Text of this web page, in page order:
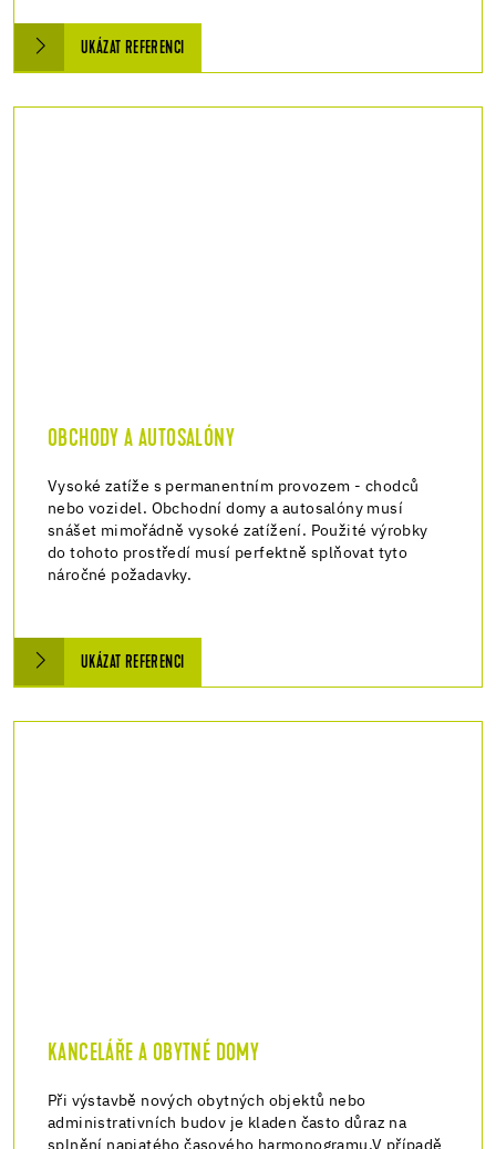
UKÁZAT REFERENCI
OBCHODY A AUTOSALÓNY
Vysoké zatíže s permanentním provozem - chodců
nebo vozidel. Obchodní domy a autosalóny musí
snášet mimořádně vysoké zatížení. Použité výrobky
do tohoto prostředí musí perfektně splňovat tyto
náročné požadavky.
UKÁZAT REFERENCI
KANCELÁŘE A OBYTNÉ DOMY
Při výstavbě nových obytných objektů nebo
administrativních budov je kladen často důraz na
splnění napjatého časového harmonogramu.V případě